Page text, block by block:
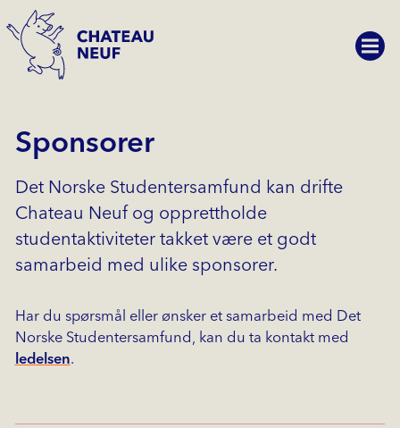
Sponsorer
Det Norske Studentersamfund kan drifte
Chateau Neuf og opprettholde
studentaktiviteter takket være et godt
samarbeid med ulike sponsorer.
Har du spørsmål eller ønsker et samarbeid med Det
Norske Studentersamfund, kan du ta kontakt med
ledelsen.